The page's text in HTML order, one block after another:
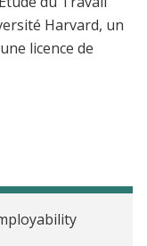
Harvard, un
licence de